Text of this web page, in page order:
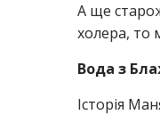
А ще
холера, то
Вода з
Історія